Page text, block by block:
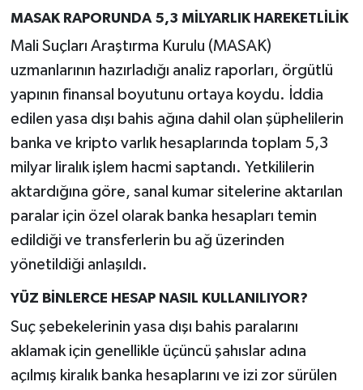
gözaltına alındı
MASAK RAPORUNDA 5,3 MİLYARLIK HAREKETLİLİK
Mali Suçları Araştırma Kurulu (MASAK)
uzmanlarının hazırladığı analiz raporları, örgütlü
yapının finansal boyutunu ortaya koydu. İddia
edilen yasa dışı bahis ağına dahil olan şüphelilerin
banka ve kripto varlık hesaplarında toplam 5,3
milyar liralık işlem hacmi saptandı. Yetkililerin
aktardığına göre, sanal kumar sitelerine aktarılan
paralar için özel olarak banka hesapları temin
edildiği ve transferlerin bu ağ üzerinden
yönetildiği anlaşıldı.
YÜZ BİNLERCE HESAP NASIL KULLANILIYOR?
Suç şebekelerinin yasa dışı bahis paralarını
aklamak için genellikle üçüncü şahıslar adına
açılmış kiralık banka hesaplarını ve izi zor sürülen